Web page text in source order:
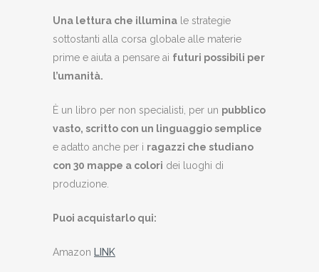
Una lettura che illumina le strategie
sottostanti alla corsa globale alle materie
prime e aiuta a pensare ai futuri possibili per
l’umanità.
È un libro per non specialisti, per un pubblico
vasto, scritto con un linguaggio semplice
e adatto anche per i ragazzi che studiano
con 30 mappe a colori dei luoghi di
produzione.
Puoi acquistarlo qui:
Amazon LINK